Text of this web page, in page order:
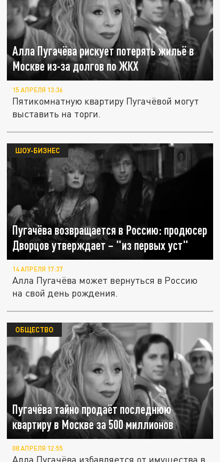
Алла Пугачёва рискует потерять жильё в
Москве из-за долгов по ЖКХ
15 АПРЕЛЯ 13:36
Пятикомнатную квартиру Пугачёвой могут
выставить на торги.
Пугачёва возвращается в Россию: продюсер
Дворцов утверждает – "из первых уст"
ШОУ-БИЗНЕС
14 АПРЕЛЯ 17:37
Алла Пугачёва может вернуться в Россию
на свой день рождения.
Пугачёва тайно продаёт последнюю
квартиру в Москве за 500 миллионов
ОБЩЕСТВО
08 АПРЕЛЯ 12:55
Алла Пугачёва избавляется от имущества в